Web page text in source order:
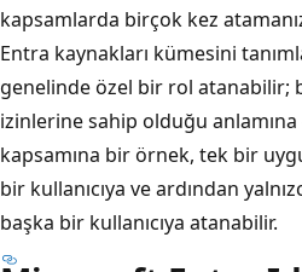
kapsamlarda birçok kez
Entra kaynakları kümesini
genelinde özel bir rol
izinlerine sahip olduğu
kapsamına bir örnek, tek bir
bir kullanıcıya ve ardından
başka bir kullanıcıya atanabilir.